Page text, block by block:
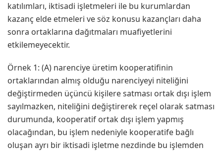
katılımları, iktisadi işletmeleri ile bu kurumlardan
kazanç elde etmeleri ve söz konusu kazançları daha
sonra ortaklarına dağıtmaları muafiyetlerini
etkilemeyecektir.
Örnek 1: (A) narenciye üretim kooperatifinin
ortaklarından almış olduğu narenciyeyi niteliğini
değiştirmeden üçüncü kişilere satması ortak dışı işlem
sayılmazken, niteliğini değiştirerek reçel olarak satması
durumunda, kooperatif ortak dışı işlem yapmış
olacağından, bu işlem nedeniyle kooperatife bağlı
oluşan ayrı bir iktisadi işletme nezdinde bu işlemden